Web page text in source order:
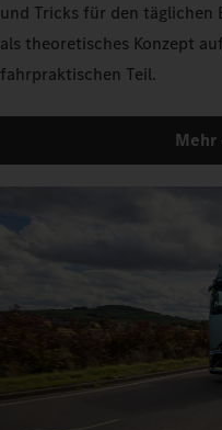
und Tricks für den täglichen
als theoretisches Konzept
fahrpraktischen Teil.
Mehr